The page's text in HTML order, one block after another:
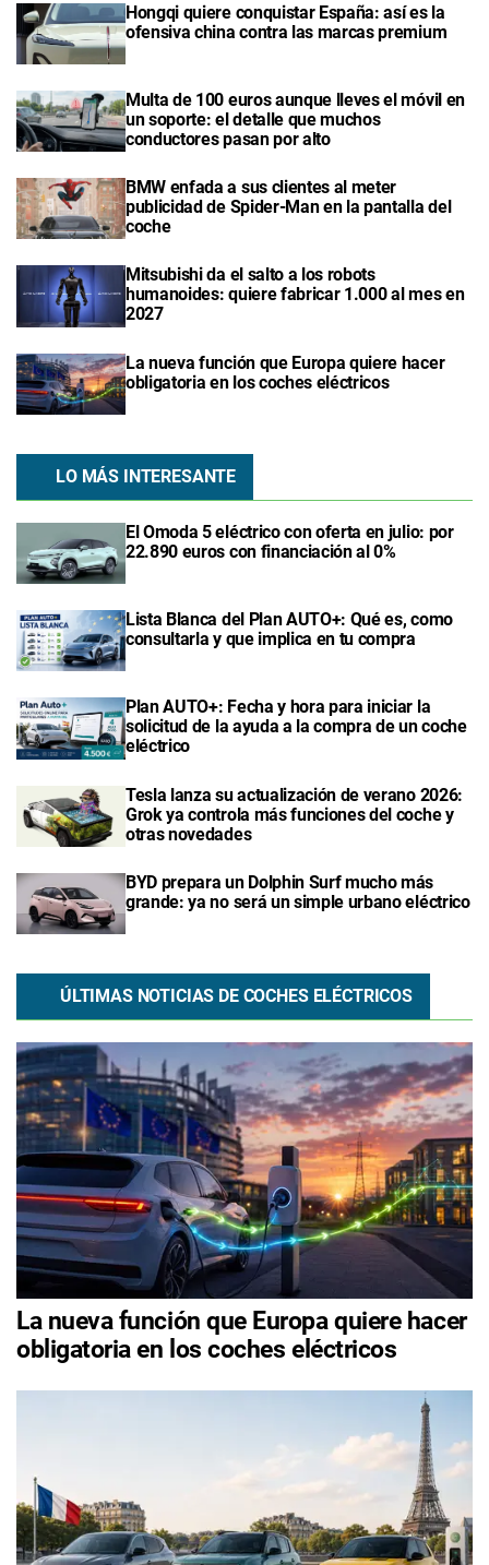
Hongqi quiere conquistar España: así es la
ofensiva china contra las marcas premium
Multa de 100 euros aunque lleves el móvil en
un soporte: el detalle que muchos
conductores pasan por alto
BMW enfada a sus clientes al meter
publicidad de Spider-Man en la pantalla del
coche
Mitsubishi da el salto a los robots
humanoides: quiere fabricar 1.000 al mes en
2027
La nueva función que Europa quiere hacer
obligatoria en los coches eléctricos
LO MÁS INTERESANTE
El Omoda 5 eléctrico con oferta en julio: por
22.890 euros con financiación al 0%
Lista Blanca del Plan AUTO+: Qué es, como
consultarla y que implica en tu compra
Plan AUTO+: Fecha y hora para iniciar la
solicitud de la ayuda a la compra de un coche
eléctrico
Tesla lanza su actualización de verano 2026:
Grok ya controla más funciones del coche y
otras novedades
BYD prepara un Dolphin Surf mucho más
grande: ya no será un simple urbano eléctrico
ÚLTIMAS NOTICIAS DE COCHES ELÉCTRICOS
La nueva función que Europa quiere hacer
obligatoria en los coches eléctricos